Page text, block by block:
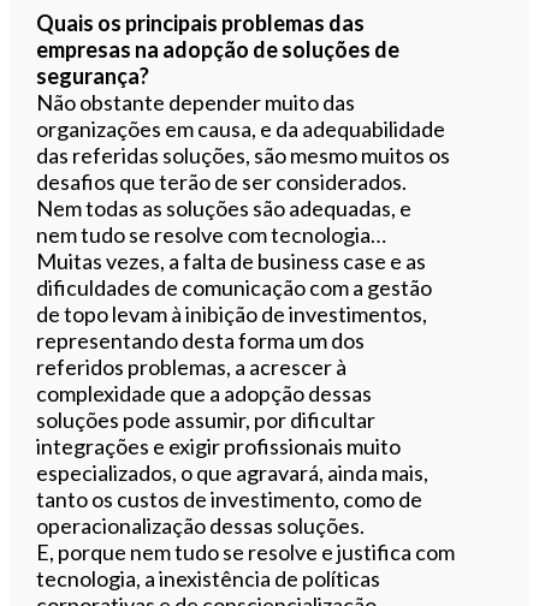
Quais os principais problemas das
empresas na adopção de soluções de
segurança?
Não obstante depender muito das
organizações em causa, e da adequabilidade
das referidas soluções, são mesmo muitos os
desafios que terão de ser considerados.
Nem todas as soluções são adequadas, e
nem tudo se resolve com tecnologia…
Muitas vezes, a falta de business case e as
dificuldades de comunicação com a gestão
de topo levam à inibição de investimentos,
representando desta forma um dos
referidos problemas, a acrescer à
complexidade que a adopção dessas
soluções pode assumir, por dificultar
integrações e exigir profissionais muito
especializados, o que agravará, ainda mais,
tanto os custos de investimento, como de
operacionalização dessas soluções.
E, porque nem tudo se resolve e justifica com
tecnologia, a inexistência de políticas